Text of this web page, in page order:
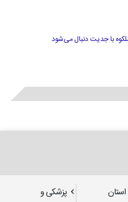
با جدیت دنبال می‌شود
استان پزشکی و